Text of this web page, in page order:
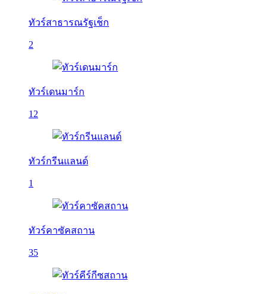
ทัวร์สาธารณรัฐเช็ก
2
ทัวร์เดนมาร์ก
12
ทัวร์กรีนแลนด์
1
ทัวร์คาซัคสถาน
35